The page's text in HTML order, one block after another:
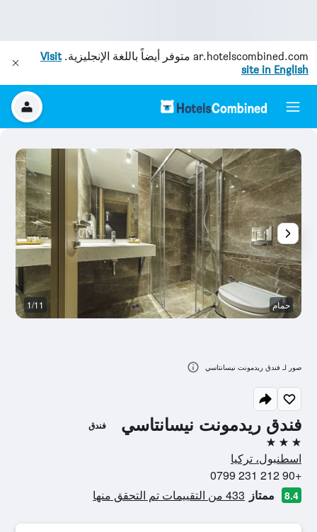
ar.hotelscombined.com متوفر أيضاً باللغة الإنجليزية.Visit
site in English
فندق ريدمونت نيسانتاسي فندق
3 نجوم
اسطنبول، تركيا
+90 212 231 0799
8.4 ممتاز 433 من التقييمات تم التحقق منها
حمام 1/11
صور لـ فندق ريدمونت نيسانتاسي